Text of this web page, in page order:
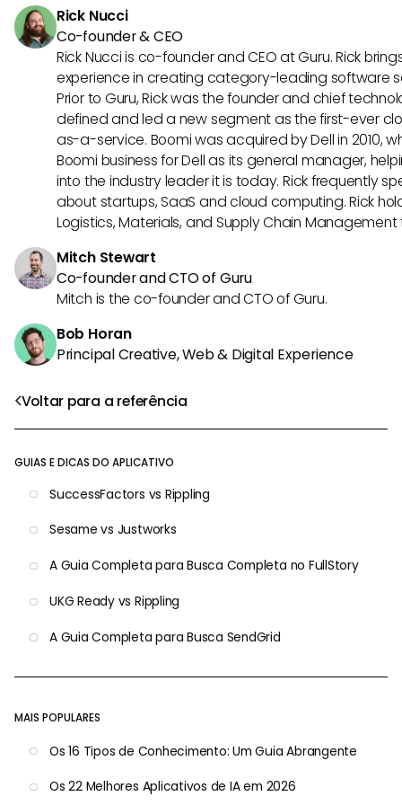
Voltar para a referência
GUIAS E DICAS DO APLICATIVO
SuccessFactors vs Rippling
Sesame vs Justworks
A Guia Completa para Busca Completa no FullStory
UKG Ready vs Rippling
A Guia Completa para Busca SendGrid
MAIS POPULARES
Os 16 Tipos de Conhecimento: Um Guia Abrangente
Os 22 Melhores Aplicativos de IA em 2026
Rick Nucci
Co-founder & CEO
Rick Nucci is co-founder and CEO at Guru. Rick
experience in creating category-leading software
Prior to Guru, Rick was the founder and chief
defined and led a new segment as the first-ever
as-a-service. Boomi was acquired by Dell in 2010,
Boomi business for Dell as its general manager,
into the industry leader it is today. Rick frequently
about startups, SaaS and cloud computing. Rick
Logistics, Materials, and Supply Chain Management
Mitch Stewart
Co-founder and CTO of Guru
Mitch is the co-founder and CTO of Guru.
Bob Horan
Principal Creative, Web & Digital Experience